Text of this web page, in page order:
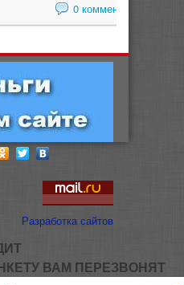
0 комментариев
Разработка сайтов
ВАМ ПЕРЕЗВОНЯТ